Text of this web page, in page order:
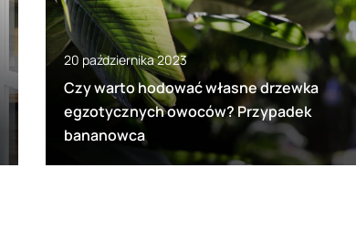
20 października 2023
Czy warto hodować własne drzewka
egzotycznych owoców? Przypadek
bananowca